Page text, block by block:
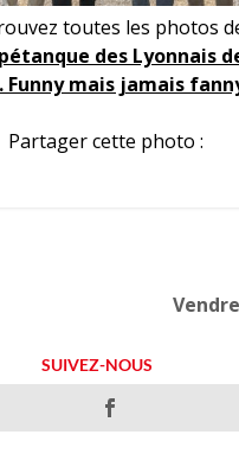
toutes les photos
des Lyonnais
Funny mais jamais
Partager cette photo :
SUIVEZ-NOUS